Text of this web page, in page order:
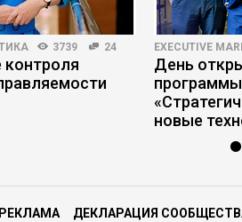
3739 24
контроля
EXECUTIVE
День
новые
РЕКЛАМА ДЕКЛАРАЦИЯ